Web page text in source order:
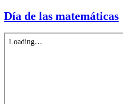
Día de las matemáticas